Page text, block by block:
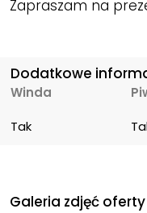
Zapraszam na
Dodatkowe
Winda
Tak
Galeria zdjęć oferty